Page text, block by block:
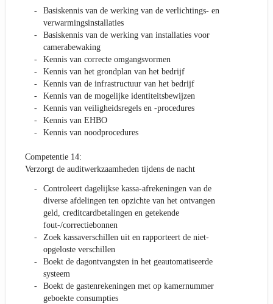
Basiskennis van de werking van de verlichtings- en
verwarmingsinstallaties
Basiskennis van de werking van installaties voor
camerabewaking
Kennis van correcte omgangsvormen
Kennis van het grondplan van het bedrijf
Kennis van de infrastructuur van het bedrijf
Kennis van de mogelijke identiteitsbewijzen
Kennis van veiligheidsregels en -procedures
Kennis van EHBO
Kennis van noodprocedures
Competentie 14:
Verzorgt de auditwerkzaamheden tijdens de nacht
Controleert dagelijkse kassa-afrekeningen van de
diverse afdelingen ten opzichte van het ontvangen
geld, creditcardbetalingen en getekende
fout-/correctiebonnen
Zoek kassaverschillen uit en rapporteert de niet-
opgeloste verschillen
Boekt de dagontvangsten in het geautomatiseerde
systeem
Boekt de gastenrekeningen met op kamernummer
geboekte consumpties